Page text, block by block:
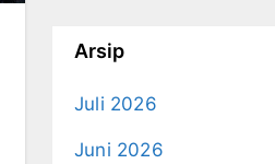
Arsip
Juli 2026
Juni 2026